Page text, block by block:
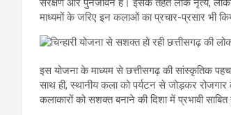
संरक्षण और पुनर्जीवन है। इसके तहत लोक नृत्य,
माध्यमों के जरिए इन कलाओं का प्रचार-प्रसार भी
इस योजना के माध्यम से छत्तीसगढ़ की सांस्कृतिक
साथ ही, स्थानीय कला को पर्यटन से जोड़कर
कलाकारों को सशक्त बनाने की दिशा में प्रभावी साबित